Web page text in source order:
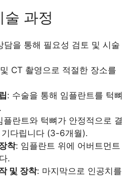
과정
담을 통해 필요성 검토 및 시술
CT 촬영으로 적절한 장소를
: 수술을 통해 임플란트를 턱뼈
플란트와 턱뼈가 안정적으로 결
다립니다 (3-6개월).
착: 임플란트 위에 어버트먼트
.
및 장착: 마지막으로 인공치를